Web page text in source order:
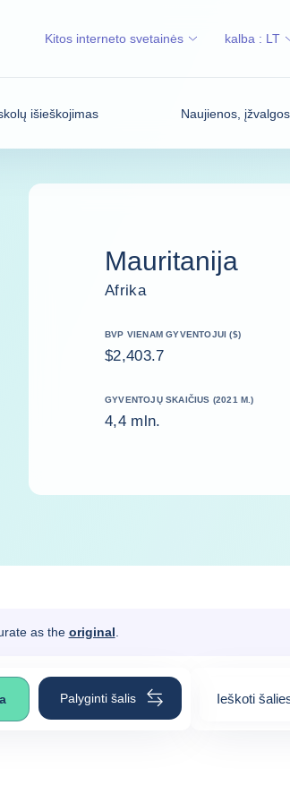
išieškojimas Naujienos,
Kitos interneto svetainės kalba : LT
Mauritanija
Afrika
BVP VIENAM GYVENTOJUI ($)
$2,403.7
GYVENTOJŲ SKAIČIUS (2021 M.)
4,4 mln.
as the original
Palyginti šalis Ieškoti